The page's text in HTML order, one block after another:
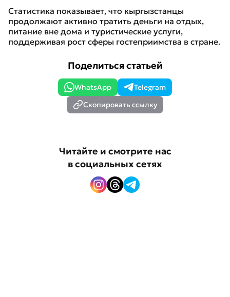
Статистика показывает, что кыргызстанцы
продолжают активно тратить деньги на отдых,
питание вне дома и туристические услуги,
поддерживая рост сферы гостеприимства в стране.
Поделиться статьей
WhatsApp
Telegram
Скопировать ссылку
Читайте и смотрите нас
в социальных сетях